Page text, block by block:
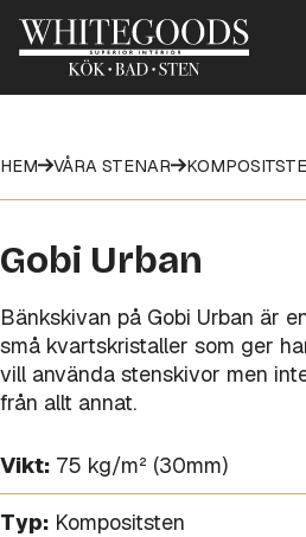
HEM VÅRA STENAR
Gobi Urban
Bänkskivan på Gobi Urban är
små kvartskristaller som ger
vill använda stenskivor men
från allt annat.
Vikt: 75 kg/m² (30mm)
Typ: Kompositsten